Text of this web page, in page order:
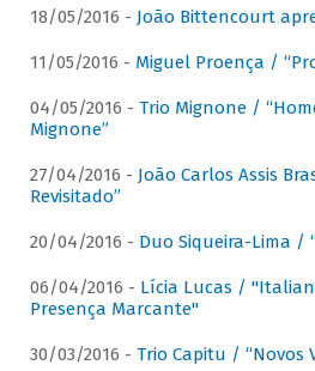
18/05/2016 - João Bittencourt
11/05/2016 - Miguel Proença /
04/05/2016 - Trio Mignone /
Mignone”
27/04/2016 - João Carlos Assis
Revisitado”
20/04/2016 - Duo Siqueira-Lima /
06/04/2016 - Lícia Lucas /
Presença Marcante"
30/03/2016 - Trio Capitu / “Novos